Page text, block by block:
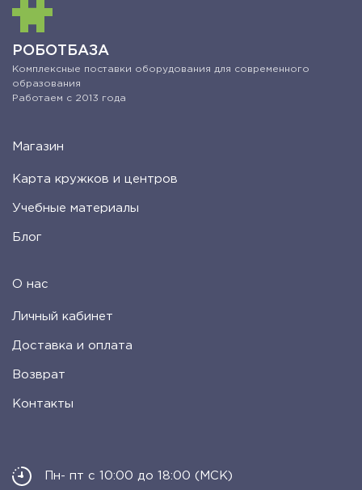
РОБОТБАЗА
Комплексные поставки оборудования для современного
образования
Работаем с 2013 года
Магазин
Карта кружков и центров
Учебные материалы
Блог
О нас
Личный кабинет
Доставка и оплата
Возврат
Контакты
Пн- пт с 10:00 до 18:00 (МСК)